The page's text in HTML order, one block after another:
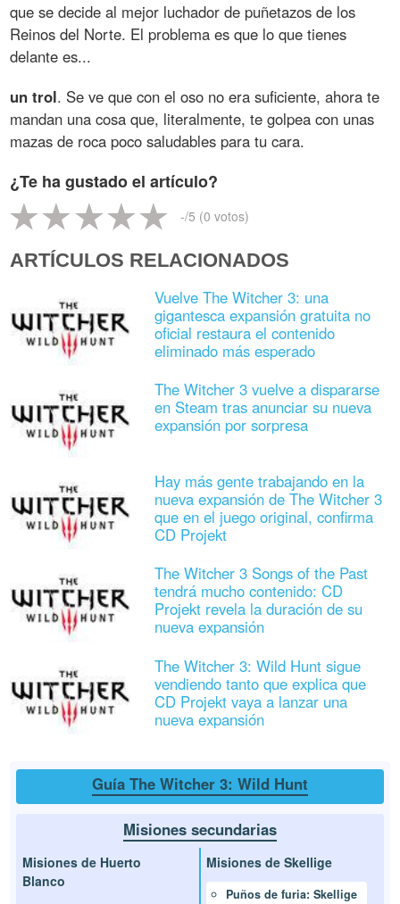
que se decide al mejor luchador de puñetazos de los
Reinos del Norte. El problema es que lo que tienes
delante es...
un trol. Se ve que con el oso no era suficiente, ahora te
mandan una cosa que, literalmente, te golpea con unas
mazas de roca poco saludables para tu cara.
¿Te ha gustado el artículo?
-/5 (0 votos)
ARTÍCULOS RELACIONADOS
Vuelve The Witcher 3: una
gigantesca expansión gratuita no
oficial restaura el contenido
eliminado más esperado
The Witcher 3 vuelve a dispararse
en Steam tras anunciar su nueva
expansión por sorpresa
Hay más gente trabajando en la
nueva expansión de The Witcher 3
que en el juego original, confirma
CD Projekt
The Witcher 3 Songs of the Past
tendrá mucho contenido: CD
Projekt revela la duración de su
nueva expansión
The Witcher 3: Wild Hunt sigue
vendiendo tanto que explica que
CD Projekt vaya a lanzar una
nueva expansión
Guía The Witcher 3: Wild Hunt
Misiones secundarias
Misiones de Huerto
Blanco
Misiones de Skellige
Puños de furia: Skellige